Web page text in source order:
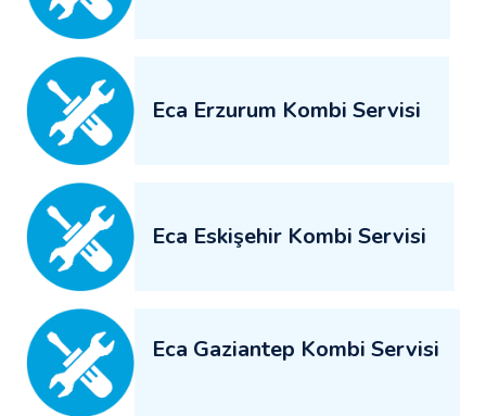
Eca Erzurum Kombi Servisi
Eca Eskişehir Kombi Servisi
Eca Gaziantep Kombi Servisi